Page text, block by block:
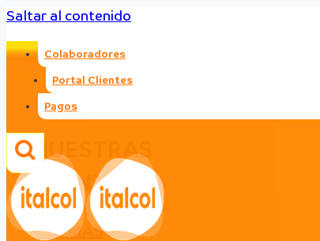
Saltar al contenido
Colaboradores
Portal Clientes
Pagos
NUESTRAS
PLANTAS
VER MÁS